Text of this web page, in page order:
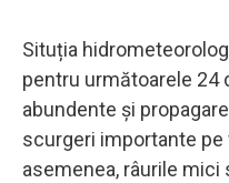
Situția
pentru următoarele 24
abundente și
scurgeri importante pe
asemenea, râurile mici